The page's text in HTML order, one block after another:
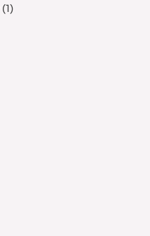
(1)